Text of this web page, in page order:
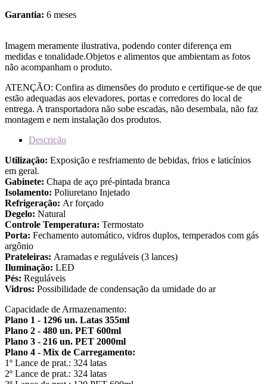
Garantia: 6 meses
Imagem meramente ilustrativa, podendo conter diferença em
medidas e tonalidade.Objetos e alimentos que ambientam as fotos
não acompanham o produto.
ATENÇÃO: Confira as dimensões do produto e certifique-se de que
estão adequadas aos elevadores, portas e corredores do local de
entrega. A transportadora não sobe escadas, não desembala, não faz
montagem e nem instalação dos produtos.
Descrição
Utilização: Exposição e resfriamento de bebidas, frios e laticínios
em geral.
Gabinete: Chapa de aço pré-pintada branca
Isolamento: Poliuretano Injetado
Refrigeração: Ar forçado
Degelo: Natural
Controle Temperatura: Termostato
Porta: Fechamento automático, vidros duplos, temperados com gás
argônio
Prateleiras: Aramadas e reguláveis (3 lances)
Iluminação: LED
Pés: Reguláveis
Vidros: Possibilidade de condensação da umidade do ar
Capacidade de Armazenamento:
Plano 1 - 1296 un. Latas 355ml
Plano 2 - 480 un. PET 600ml
Plano 3 - 216 un. PET 2000ml
Plano 4 - Mix de Carregamento:
1º Lance de prat.: 324 latas
2º Lance de prat.: 324 latas